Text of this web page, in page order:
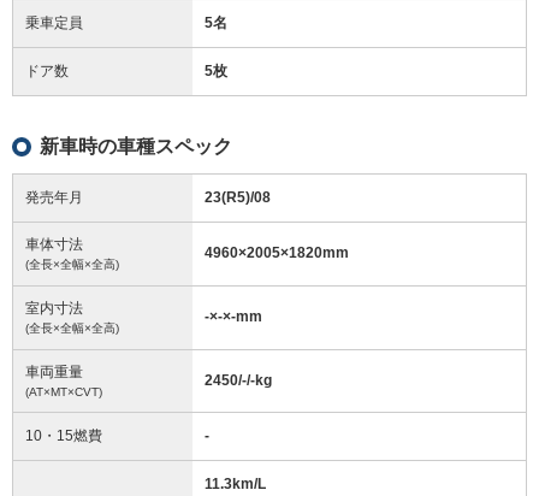
乗車定員 5名
ドア数 5枚
新車時の車種スペック
発売年月 23(R5)/08
車体寸法
(全長×全幅×全高)
4960×2005×1820mm
室内寸法
(全長×全幅×全高)
-×-×-mm
車両重量
(AT×MT×CVT)
2450/-/-kg
10・15燃費 -
11.3km/L